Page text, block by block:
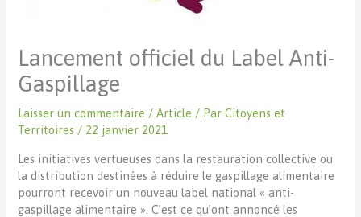
Lancement officiel du Label Anti-
Gaspillage
Laisser un commentaire /Article / ParCitoyens et
Territoires / 22 janvier 2021
Les initiatives vertueuses dans la restauration collective ou
la distribution destinées à réduire le gaspillage alimentaire
pourront recevoir un nouveau label national « anti-
gaspillage alimentaire ». C’est ce qu’ont annoncé les